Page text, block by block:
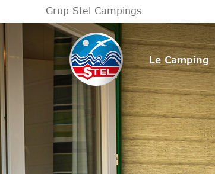
Grup Stel Campings
Le Camping